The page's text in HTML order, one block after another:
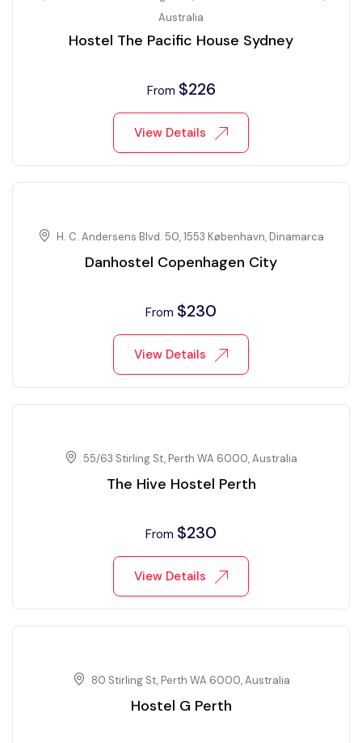
Australia
Hostel The Pacific House Sydney
From $226
View Details
H. C. Andersens Blvd. 50, 1553 København, Dinamarca
Danhostel Copenhagen City
From $230
View Details
55/63 Stirling St, Perth WA 6000, Australia
The Hive Hostel Perth
From $230
View Details
80 Stirling St, Perth WA 6000, Australia
Hostel G Perth